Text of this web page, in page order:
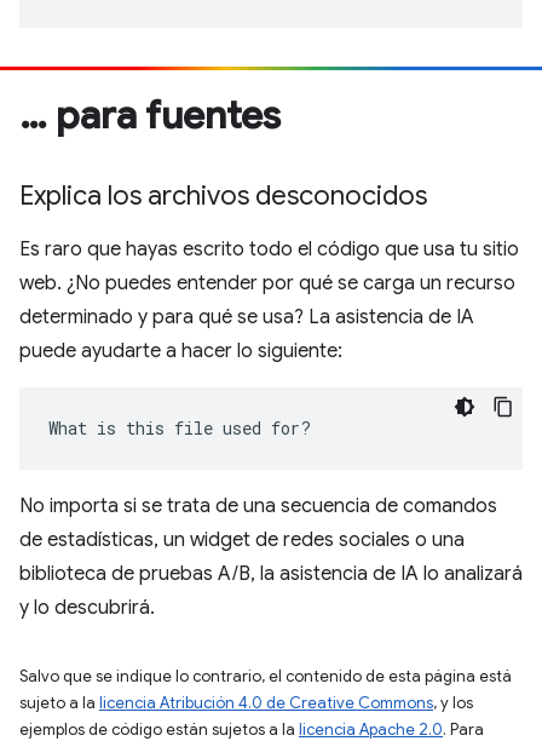
… para fuentes
Explica los archivos desconocidos
Es raro que hayas escrito todo el código que usa tu sitio
web. ¿No puedes entender por qué se carga un recurso
determinado y para qué se usa? La asistencia de IA
puede ayudarte a hacer lo siguiente:
What is this file used for?
No importa si se trata de una secuencia de comandos
de estadísticas, un widget de redes sociales o una
biblioteca de pruebas A/B, la asistencia de IA lo analizará
y lo descubrirá.
Salvo que se indique lo contrario, el contenido de esta página está
sujeto a la licencia Atribución 4.0 de Creative Commons, y los
ejemplos de código están sujetos a la licencia Apache 2.0. Para